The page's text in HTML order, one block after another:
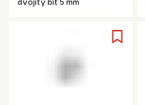
dvojitý bit 5 mm